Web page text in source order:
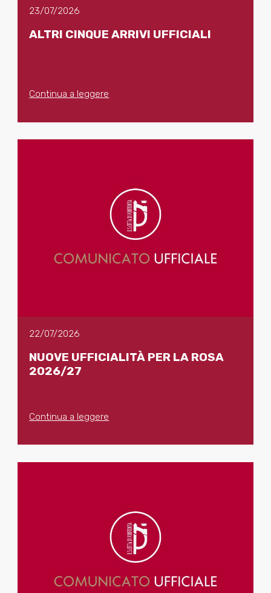
23/07/2026
ALTRI CINQUE ARRIVI UFFICIALI
Continua a leggere
22/07/2026
NUOVE UFFICIALITÀ PER LA ROSA
2026/27
Continua a leggere